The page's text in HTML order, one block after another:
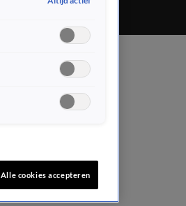
Alle cookies accepteren